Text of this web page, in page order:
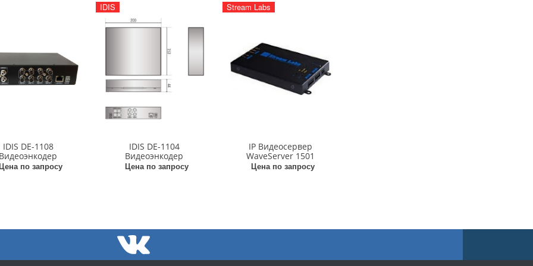
IDIS DE-1108
по запросу
IDIS
IDIS DE-1104
Видеоэнкодер
Цена по запросу
Stream Labs
IP Видеосервер
WaveServer 1501
Цена по запросу